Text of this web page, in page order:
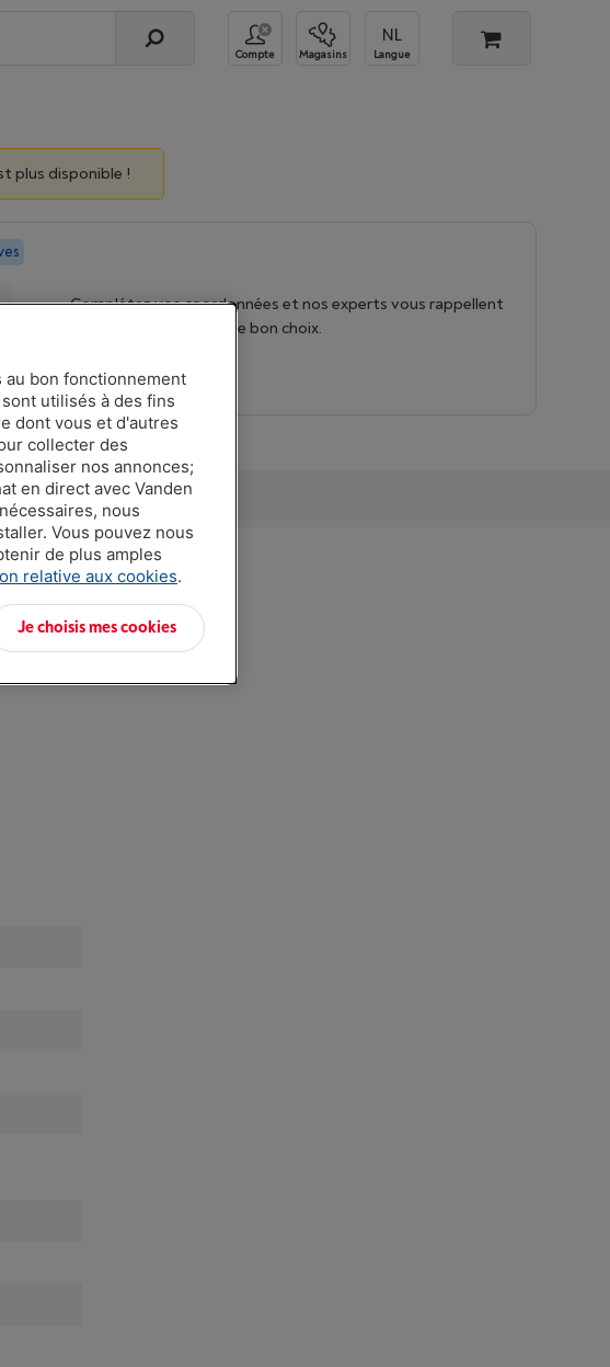
Compte Magasins Langue
plus disponible !
Complétez vos coordonnées et nos experts vous rappellent
pour vous aider à faire le bon choix.
P750 Comparer
bon fonctionnement
utilisés à des fins
dont vous et d'autres
collecter des
nos annonces;
en direct avec Vanden
nous
Vous pouvez nous
de plus amples
relative aux cookies.
Je choisis mes cookies